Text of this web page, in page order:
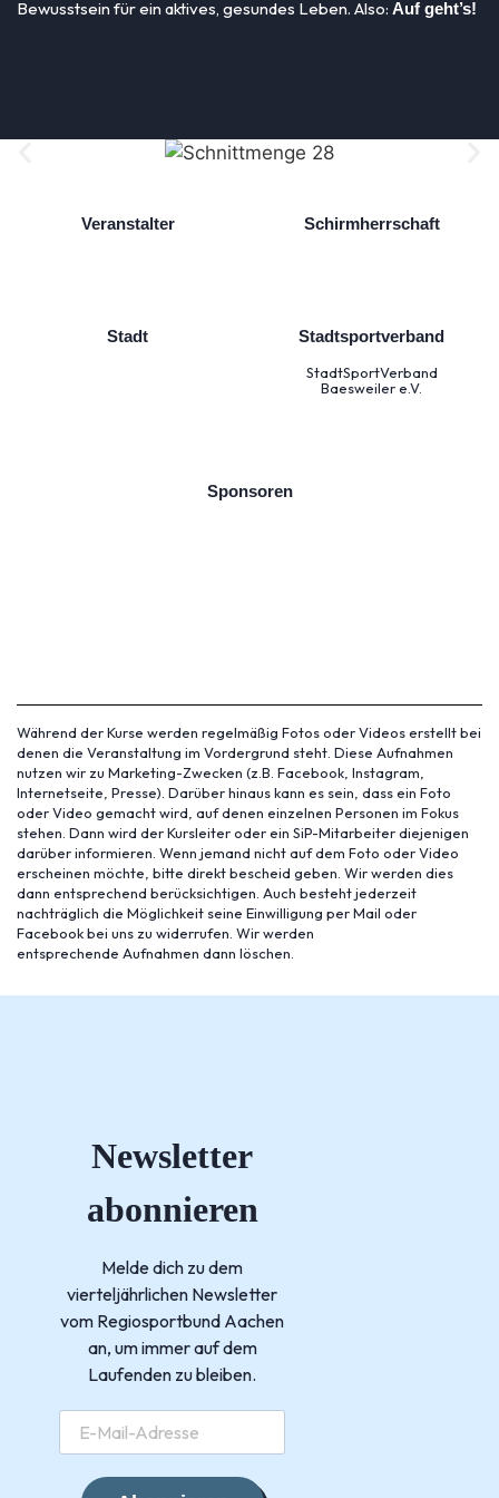
Bewusstsein für ein aktives, gesundes Leben. Also: Auf geht’s!
Veranstalter Schirmherrschaft
Stadt Stadtsportverband
StadtSportVerband
Baesweiler e.V.
Sponsoren
Während der Kurse werden regelmäßig Fotos oder Videos erstellt bei
denen die Veranstaltung im Vordergrund steht. Diese Aufnahmen
nutzen wir zu Marketing-Zwecken (z.B. Facebook, Instagram,
Internetseite, Presse). Darüber hinaus kann es sein, dass ein Foto
oder Video gemacht wird, auf denen einzelnen Personen im Fokus
stehen. Dann wird der Kursleiter oder ein SiP-Mitarbeiter diejenigen
darüber informieren. Wenn jemand nicht auf dem Foto oder Video
erscheinen möchte, bitte direkt bescheid geben. Wir werden dies
dann entsprechend berücksichtigen. Auch besteht jederzeit
nachträglich die Möglichkeit seine Einwilligung per Mail oder
Facebook bei uns zu widerrufen. Wir werden
entsprechende Aufnahmen dann löschen.
Newsletter
abonnieren
Melde dich zu dem
vierteljährlichen Newsletter
vom Regiosportbund Aachen
an, um immer auf dem
Laufenden zu bleiben.